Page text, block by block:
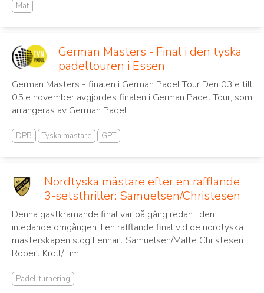
Mat
German Masters - Final i den tyska
padeltouren i Essen
German Masters - finalen i German Padel Tour Den 03:e till
05:e november avgjordes finalen i German Padel Tour, som
arrangeras av German Padel...
DPB Tyska mästare GPT
Nordtyska mästare efter en rafflande
3-setsthriller: Samuelsen/Christesen
Denna gastkramande final var på gång redan i den
inledande omgången: I en rafflande final vid de nordtyska
mästerskapen slog Lennart Samuelsen/Malte Christesen
Robert Kroll/Tim...
Padel-turnering